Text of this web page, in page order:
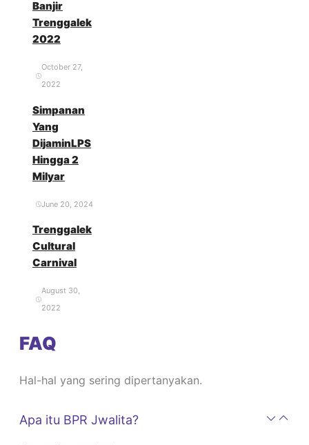
Banjir
Trenggalek
2022
October 27,
2022
Simpanan
Yang
DijaminLPS
Hingga 2
Milyar
June 20, 2024
Trenggalek
Cultural
Carnival
August 30,
2022
FAQ
Hal-hal yang sering dipertanyakan.
Apa itu BPR Jwalita?